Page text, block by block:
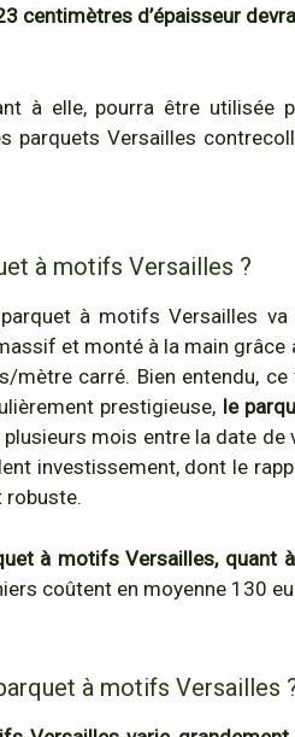
centimètres d’épaisseur
à elle, pourra être utilisée
parquets Versailles
à motifs Versailles ?
à motifs Versailles
et monté à la main
mètre carré. Bien entendu,
prestigieuse, le
mois entre la date
investissement, dont le
robuste.
à motifs Versailles, quant
coûtent en moyenne 130
à motifs Versailles